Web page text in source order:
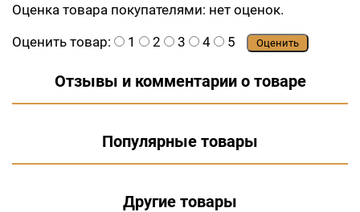
Оценка товара покупателями: нет оценок.
Оценить товар:
1 2 3 4 5 Оценить
Отзывы и комментарии о товаре
Популярные товары
Другие товары